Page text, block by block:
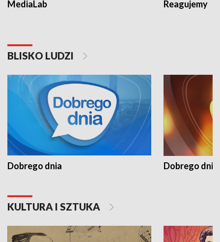
MediaLab Reagujemy
BLISKO LUDZI
Dobrego dnia Dobrego dnia
KULTURA I SZTUKA